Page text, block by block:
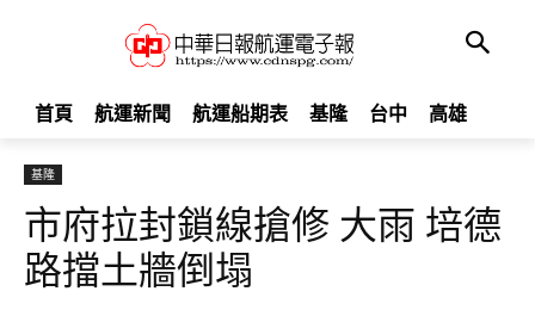
首頁 航運新聞 航運船期表 基隆 台中 高雄
基隆
市府拉封鎖線搶修 大雨 培德
路擋土牆倒塌